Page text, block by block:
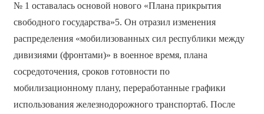
№ 1 оставалась основой нового «Плана прикрытия
свободного государства»5. Он отразил изменения
распределения «мобилизованных сил республики между
дивизиями (фронтами)» в военное время, плана
сосредоточения, сроков готовности по
мобилизационному плану, переработанные графики
использования железнодорожного транспорта6. После